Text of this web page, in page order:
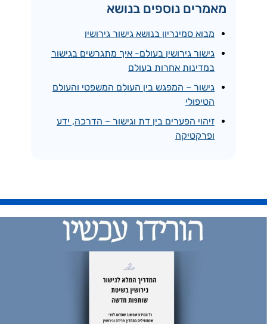
מאמרים נוספים בנושא
מבוא סמינריון בנושא גישור גירושין
גישור גירושין בעולם- איך מתגרשים בגישור
במדינות אחרות בעולם
גישור – המפגש בין העולם המשפטי והעולם
הטיפולי
זיהוי הפערים בין דת וגישור – הדרכה, ידע
ופרקטיקה